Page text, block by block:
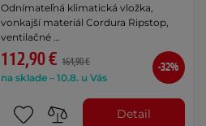
Odnímateľná klimatická vložka,
vonkajší materiál Cordura Ripstop,
ventilačné …
112,90 € 164,90 €
na sklade – 10.8. u Vás
-32%
Detail